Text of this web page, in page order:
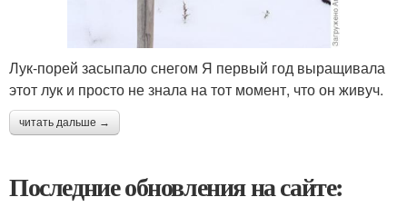
Лук-порей засыпало снегом Я первый год выращивала
этот лук и просто не знала на тот момент, что он живуч.
читать дальше →
Последние обновления на сайте: